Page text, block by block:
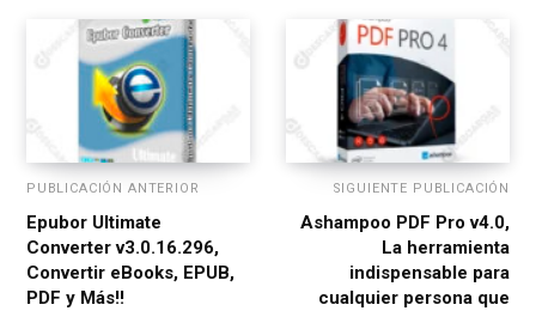
PUBLICACIÓN ANTERIOR
Epubor Ultimate
Converter v3.0.16.296,
Convertir eBooks, EPUB,
PDF y Más!!
SIGUIENTE PUBLICACIÓN
Ashampoo PDF Pro v4.0,
La herramienta
indispensable para
cualquier persona que